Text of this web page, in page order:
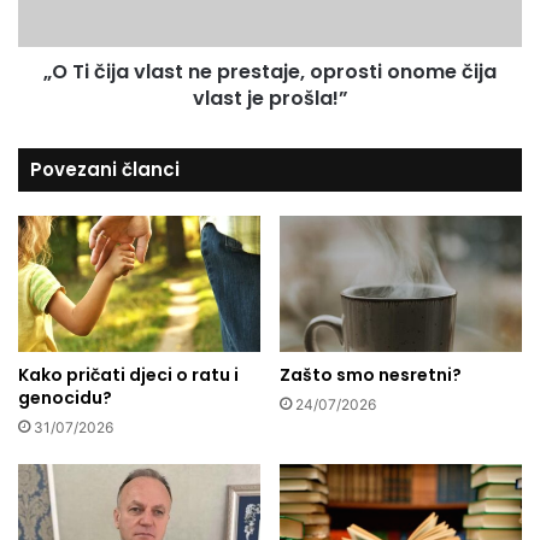
o
v
c
a
d
o
n
i
j
e
s
u
v
t
e
p
r
e
s
t
a
j
e
,
p
r
o
„O Ti čija vlast ne prestaje, oprosti onome čija
vlast je prošla!”
Povezani članci
Kako pričati djeci o ratu i
genocidu?
31/07/2026
Zašto smo nesretni?
24/07/2026